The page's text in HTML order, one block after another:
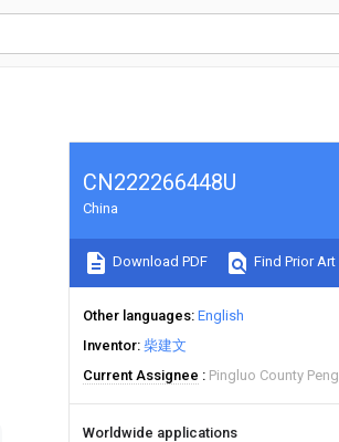
CN222266448U
China
Download PDF Find Prior Art
Other languages English
Inventor 柴建文
Current Assignee
Pingluo County
Worldwide applications